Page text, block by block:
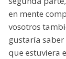
en mente
vosotros
gustaría
que estuviera